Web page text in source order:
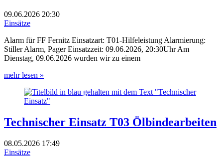
09.06.2026 20:30
Einsätze
Alarm für FF Fernitz Einsatzart: T01-Hilfeleistung Alarmierung:
Stiller Alarm, Pager Einsatzzeit: 09.06.2026, 20:30Uhr Am
Dienstag, 09.06.2026 wurden wir zu einem
mehr lesen »
Technischer Einsatz T03 Ölbindearbeiten
08.05.2026 17:49
Einsätze